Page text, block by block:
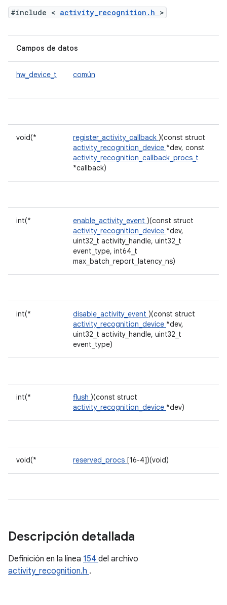
#include < activity_recognition.h >
Campos de datos
hw_device_t común
void(* register_activity_callback )(const struct
activity_recognition_device *dev, const
activity_recognition_callback_procs_t
*callback)
int(* enable_activity_event )(const struct
activity_recognition_device *dev,
uint32_t activity_handle, uint32_t
event_type, int64_t
max_batch_report_latency_ns)
int(* disable_activity_event )(const struct
activity_recognition_device *dev,
uint32_t activity_handle, uint32_t
event_type)
int(* flush )(const struct
activity_recognition_device *dev)
void(* reserved_procs [16-4])(void)
Descripción detallada
Definición en la línea 154 del archivo
activity_recognition.h .